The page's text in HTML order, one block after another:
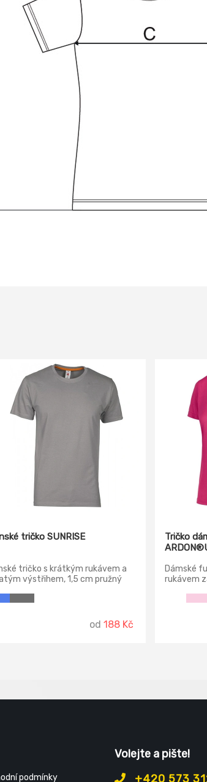
tričko SUNRISE
tričko s krátkým rukávem a
výstřihem, 1,5 cm pružný
páska od ramene k
viditelná na límečku, pružné
od 188 Kč
Tričko
Dámské
rukávem
podmínky
Volejte a pište!
+420 573